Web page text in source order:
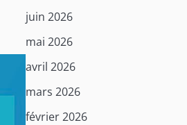
juin 2026
mai 2026
avril 2026
mars 2026
février 2026